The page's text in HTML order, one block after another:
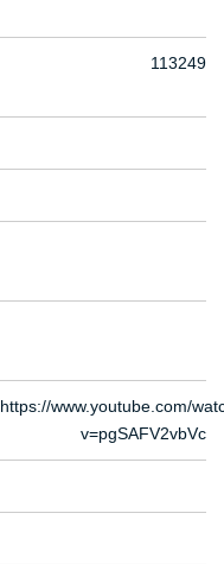
113249
https://www.youtube.com/
v=pgSAFV2vbVc